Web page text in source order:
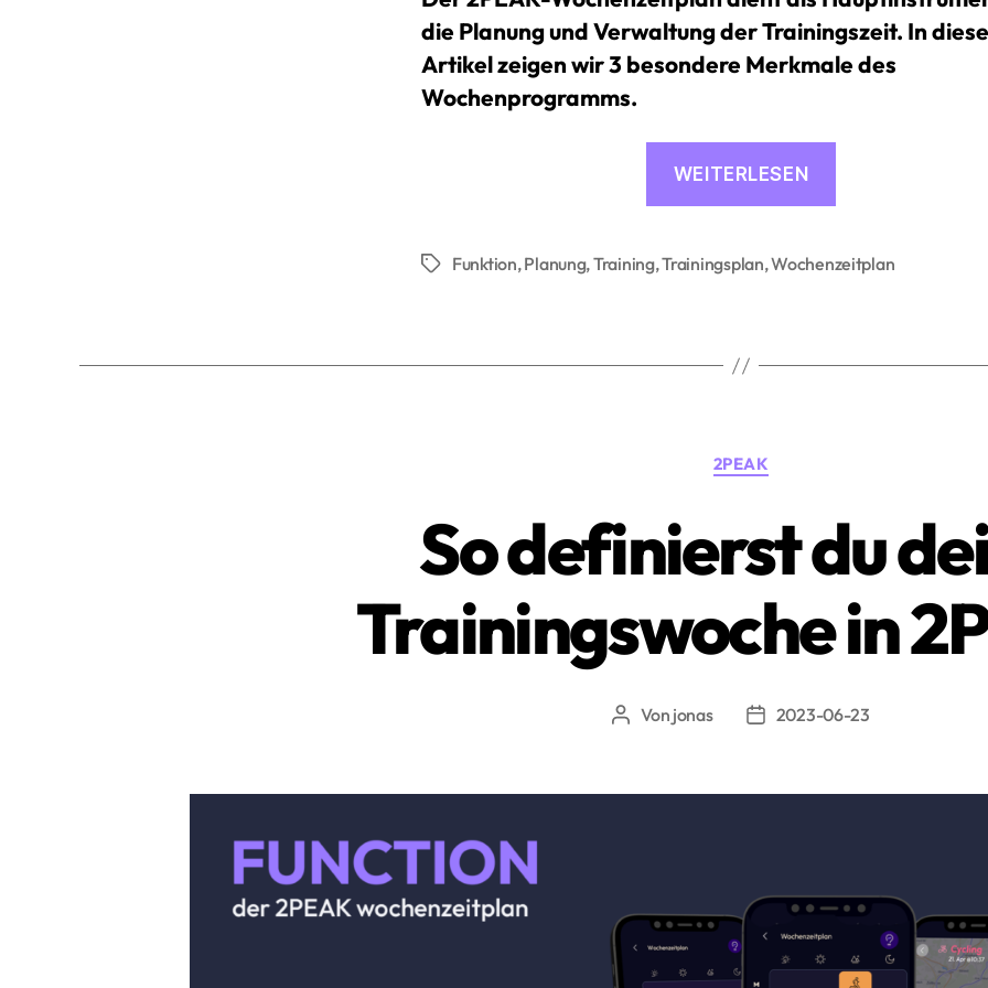
die Planung und Verwaltung der Trainingszeit. In
Artikel zeigen wir 3 besondere Merkmale des
Wochenprogramms.
WEITERLESEN
du
den
Schlagwörter
Funktion,Planung,Training,Trainingsplan,Wochenzeitplan
Kategorien
2PEAK
So definierst du
Trainingswoche in
Beitragsautor
Von jonas Beitragsdatum
2023-06-23